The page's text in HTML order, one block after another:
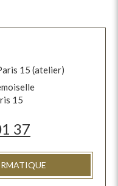
15 (atelier)
15
37